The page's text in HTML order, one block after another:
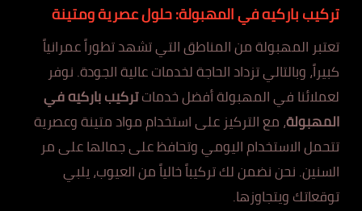
تركيب باركيه في المهبولة: حلول عصرية ومتينة
تعتبر المهبولة من المناطق التي تشهد تطوراً عمرانياً
كبيراً، وبالتالي تزداد الحاجة لخدمات عالية الجودة. نوفر
لعملائنا في المهبولة أفضل خدماتتركيب باركيه في
المهبولة، مع التركيز على استخدام مواد متينة وعصرية
تتحمل الاستخدام اليومي وتحافظ على جمالها على مر
السنين. نحن نضمن لك تركيباً خالياً من العيوب، يلبي
توقعاتك ويتجاوزها.